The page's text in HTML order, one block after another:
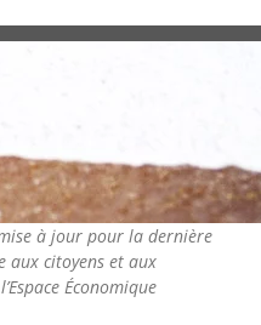
à jour pour la dernière
aux citoyens et aux
Économique